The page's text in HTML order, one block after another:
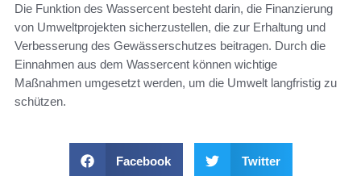
Die Funktion des Wassercent besteht darin, die Finanzierung
von Umweltprojekten sicherzustellen, die zur Erhaltung und
Verbesserung des Gewässerschutzes beitragen. Durch die
Einnahmen aus dem Wassercent können wichtige
Maßnahmen umgesetzt werden, um die Umwelt langfristig zu
schützen.
Facebook Twitter